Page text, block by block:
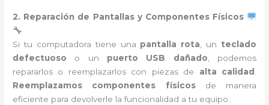
2. Reparación de Pantallas y Componentes Físicos
Si tu computadora tiene una pantalla rota , un teclado
defectuoso o un puerto USB dañado , podemos
repararlos o reemplazarlos con piezas de alta calidad
Reemplazamos componentes físicosde manera
eficiente para devolverle la funcionalidad a tu equipo.